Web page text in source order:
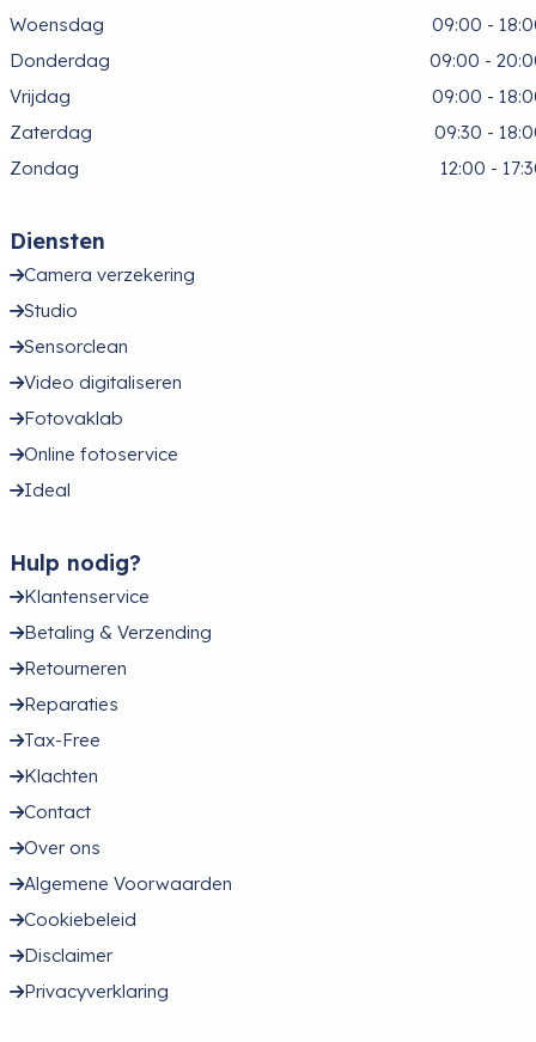
Woensdag
09:00 -
Donderdag
09:00 -
Vrijdag
09:00 -
Zaterdag
09:30 -
Zondag
12:00 -
Diensten
Camera verzekering
Studio
Sensorclean
Video digitaliseren
Fotovaklab
Online fotoservice
Ideal
Hulp nodig?
Klantenservice
Betaling & Verzending
Retourneren
Reparaties
Tax-Free
Klachten
Contact
Over ons
Algemene Voorwaarden
Cookiebeleid
Disclaimer
Privacyverklaring